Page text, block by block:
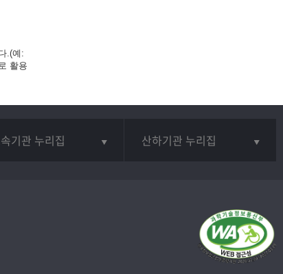
.(예:
활용
기관 누리집 산하기관 누리집